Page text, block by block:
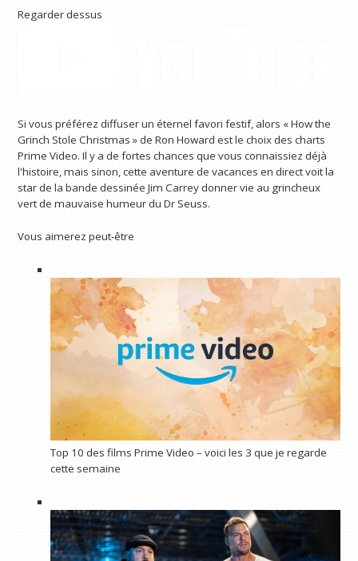
Regarder dessus
Si vous préférez diffuser un éternel favori festif, alors « How the
Grinch Stole Christmas » de Ron Howard est le choix des charts
Prime Video. Il y a de fortes chances que vous connaissiez déjà
l'histoire, mais sinon, cette aventure de vacances en direct voit la
star de la bande dessinée Jim Carrey donner vie au grincheux
vert de mauvaise humeur du Dr Seuss.
Vous aimerez peut-être
Top 10 des films Prime Video – voici les 3 que je regarde
cette semaine